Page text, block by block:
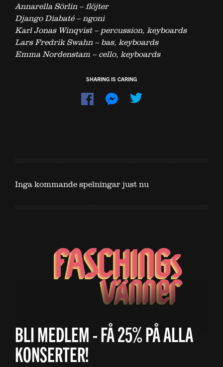
Annarella Sörlin – flöjter
Django Diabaté – ngoni
Karl Jonas Winqvist – percussion, keyboards
Lars Fredrik Swahn – bas, keyboards
Emma Nordenstam – cello, keyboards
SHARING IS CARING
Dela
Dela
Inga kommande spelningar just nu
BLI MEDLEM - FÅ 25% PÅ ALLA
KONSERTER!